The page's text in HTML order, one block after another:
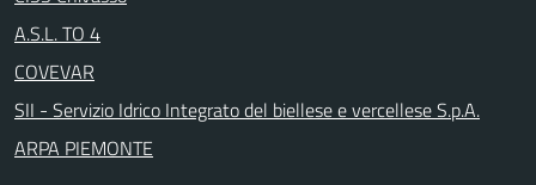
A.S.L. TO 4
COVEVAR
SII - Servizio Idrico Integrato del biellese e vercellese S.p.A.
ARPA PIEMONTE